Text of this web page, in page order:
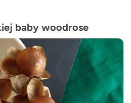
baby woodrose